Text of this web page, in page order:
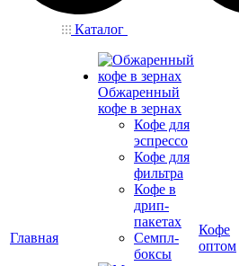
Главная
Каталог
Обжаренный
кофе в зернах
Кофе для
эспрессо
Кофе для
фильтра
Кофе в
дрип-
пакетах
Семпл-
боксы
Кофе
оптом